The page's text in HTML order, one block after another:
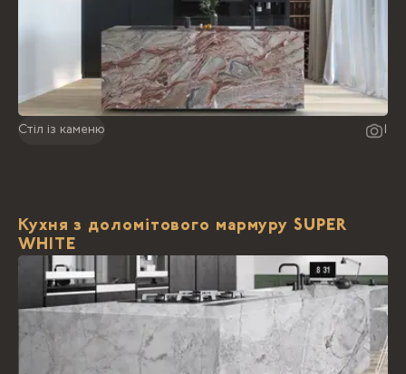
Стіл із каменю
Кухня з доломітового мармуру SUPER
WHITE